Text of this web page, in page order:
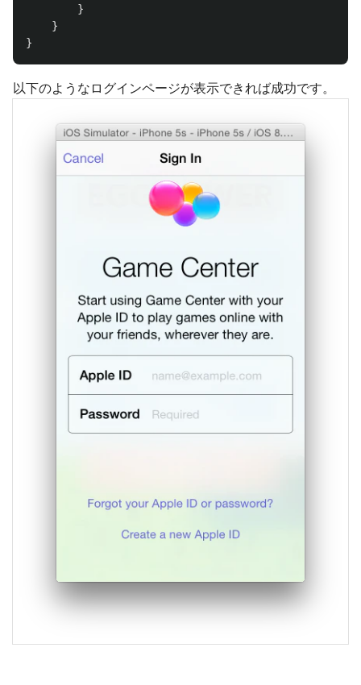
}
}
}
以下のようなログインページが表示できれば成功です。